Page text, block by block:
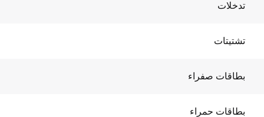
تدخلات
تشتيتات
بطاقات صفراء
بطاقات حمراء